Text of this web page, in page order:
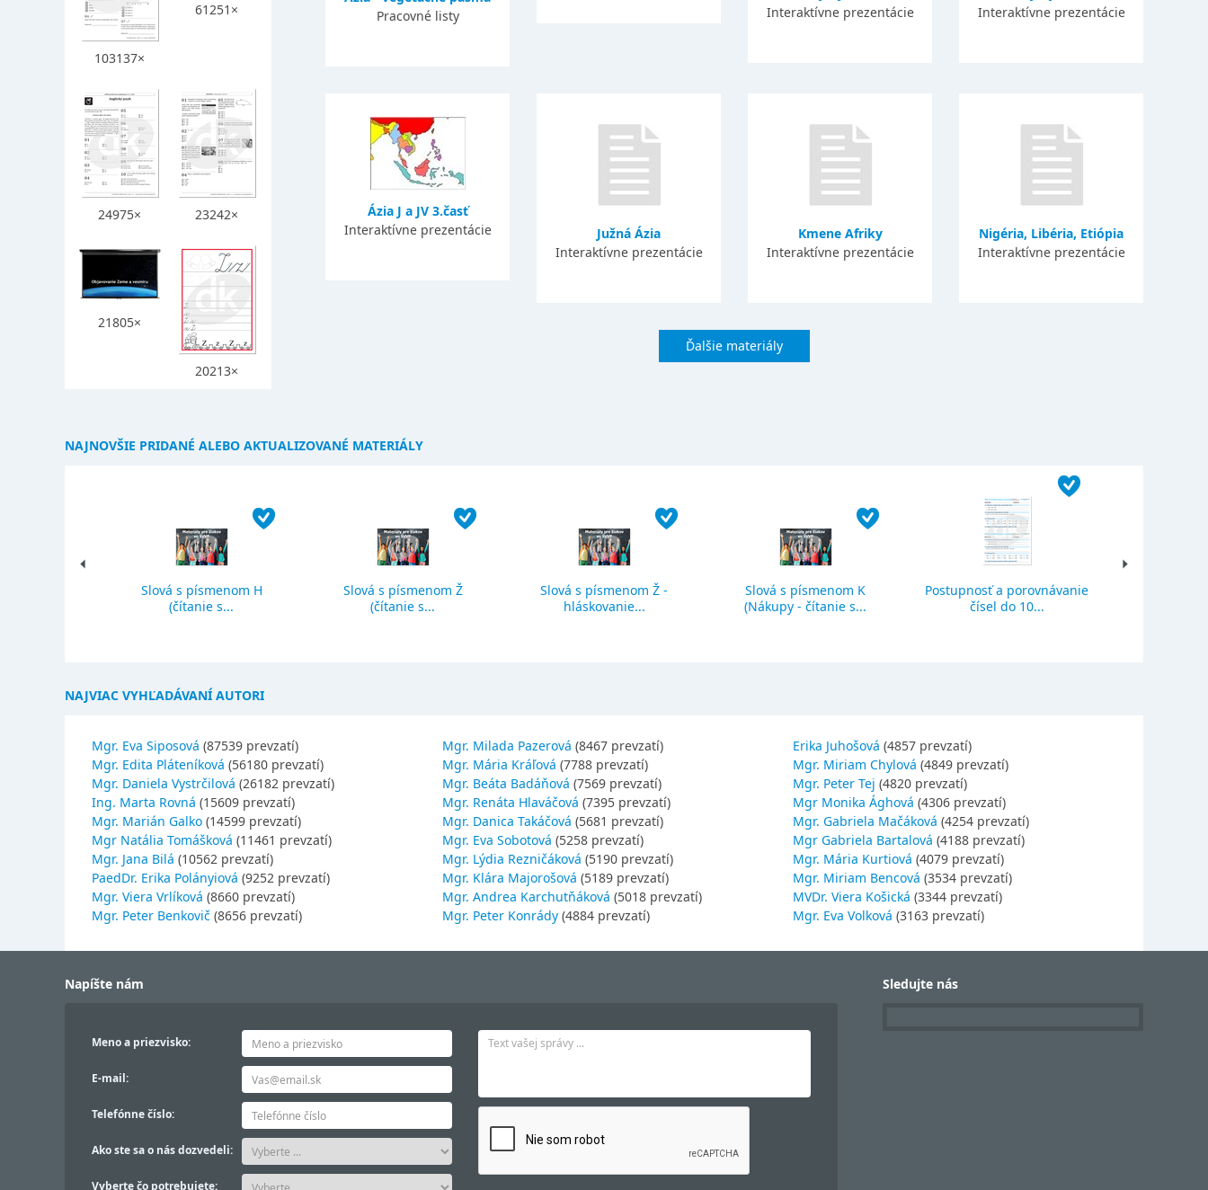
Pracovné listy
Interaktívne prezentácie
Interaktívne prezentácie
Ázia J a JV 3.časť
Interaktívne prezentácie
Južná Ázia
Interaktívne prezentácie
Kmene Afriky
Interaktívne prezentácie
Nigéria, Libéria, Etiópia
Interaktívne prezentácie
Ďalšie materiály
103137×
61251×
24975× 23242×
21805×
20213×
NAJNOVŠIE PRIDANÉ ALEBO AKTUALIZOVANÉ MATERIÁLY
Slová s písmenom H
(čítanie s...
Slová s písmenom Ž
(čítanie s...
Slová s písmenom Ž -
hláskovanie...
Slová s písmenom K
(Nákupy - čítanie s...
Postupnosť a porovnávanie
čísel do 10...
NAJVIAC VYHĽADÁVANÍ AUTORI
Mgr. Eva Siposová (87539 prevzatí)
Mgr. Edita Pláteníková (56180 prevzatí)
Mgr. Daniela Vystrčilová (26182 prevzatí)
Ing. Marta Rovná (15609 prevzatí)
Mgr. Marián Galko (14599 prevzatí)
Mgr Natália Tomášková (11461 prevzatí)
Mgr. Jana Bilá (10562 prevzatí)
PaedDr. Erika Polányiová (9252 prevzatí)
Mgr. Viera Vrlíková (8660 prevzatí)
Mgr. Peter Benkovič (8656 prevzatí)
Mgr. Milada Pazerová (8467 prevzatí)
Mgr. Mária Kráľová (7788 prevzatí)
Mgr. Beáta Badáňová (7569 prevzatí)
Mgr. Renáta Hlaváčová (7395 prevzatí)
Mgr. Danica Takáčová (5681 prevzatí)
Mgr. Eva Sobotová (5258 prevzatí)
Mgr. Lýdia Rezničáková (5190 prevzatí)
Mgr. Klára Majorošová (5189 prevzatí)
Mgr. Andrea Karchutňáková (5018 prevzatí)
Mgr. Peter Konrády (4884 prevzatí)
Erika Juhošová (4857 prevzatí)
Mgr. Miriam Chylová (4849 prevzatí)
Mgr. Peter Tej (4820 prevzatí)
Mgr Monika Ághová (4306 prevzatí)
Mgr. Gabriela Mačáková (4254 prevzatí)
Mgr Gabriela Bartalová (4188 prevzatí)
Mgr. Mária Kurtiová (4079 prevzatí)
Mgr. Miriam Bencová (3534 prevzatí)
MVDr. Viera Košická (3344 prevzatí)
Mgr. Eva Volková (3163 prevzatí)
Napíšte nám
Meno a priezvisko:
E-mail:
Telefónne číslo:
Ako ste sa o nás dozvedeli:
Vyberte čo potrebujete:
Sledujte nás